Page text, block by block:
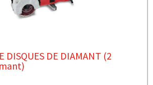
DISQUES DE DIAMANT (2